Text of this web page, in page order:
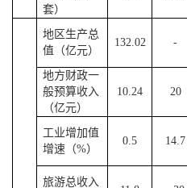
套）
地区生产总
值（亿元）
132.02 -
地方财政一
般预算收入
（亿元）
10.24 20
工业增加值
增速（%）
0.5 14.7
旅游总收入